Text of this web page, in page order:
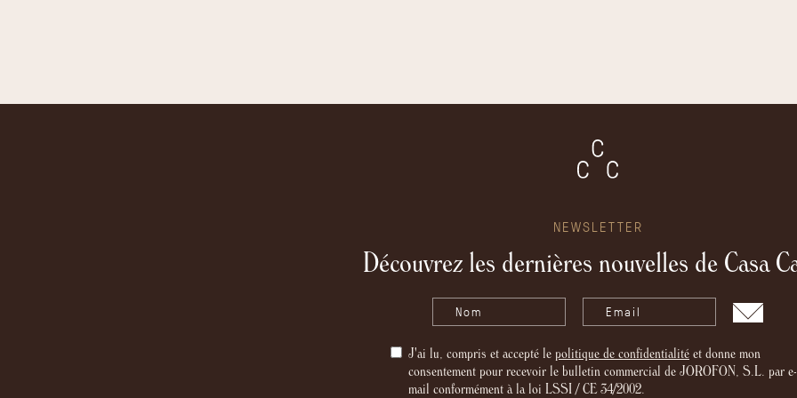
NEWSLETTER
Découvrez les dernières nouvelles de Casa
J'ai lu, compris et accepté le politique de confidentialité et donne mon
consentement pour recevoir le bulletin commercial de JOROFON, S.L. par e-
mail conformément à la loi LSSI / CE 34/2002.